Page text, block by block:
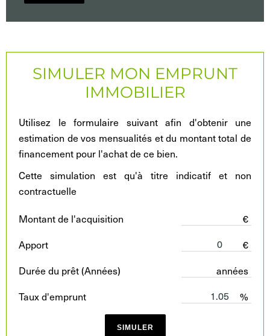
SIMULER MON EMPRUNT
IMMOBILIER
Utilisez le formulaire suivant afin d'obtenir une
estimation de vos mensualités et du montant total de
financement pour l'achat de ce bien.
Cette simulation est qu'à titre indicatif et non
contractuelle
Montant de l'acquisition
€
Apport
€
Durée du prêt (Années)
années
Taux d'emprunt
%
SIMULER